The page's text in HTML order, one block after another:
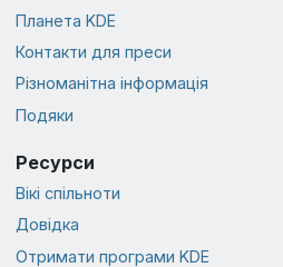
Планета KDE
Контакти для преси
Різноманітна інформація
Подяки
Ресурси
Вікі спільноти
Довідка
Отримати програми KDE